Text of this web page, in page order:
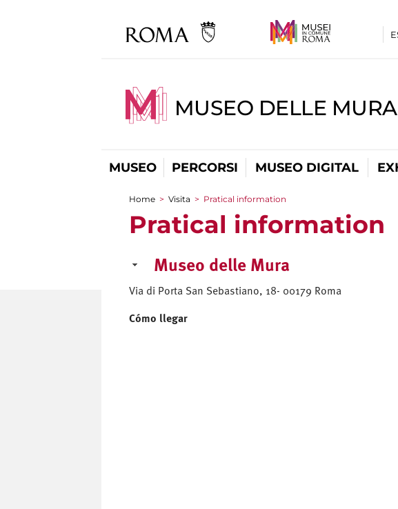
MUSEO DELLE MURA
MUSEO PERCORSI MUSEO DIGITAL
You are here
Home > Visita > Pratical information
Pratical information
Museo delle Mura
Via di Porta San Sebastiano, 18- 00179 Roma
Cómo llegar